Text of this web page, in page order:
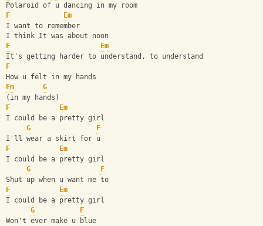
Polaroid of u dancing in my room
F
Em
I want to remember
I think It was about noon
F
Em
It's getting harder to understand, to understand
F
How u felt in my hands
Em
G
(in my hands)
F
Em
I could be a pretty girl
G
F
I'll wear a skirt for u
F
Em
I could be a pretty girl
G
F
Shut up when u want me to
F
Em
I could be a pretty girl
G
F
Won't ever make u blue